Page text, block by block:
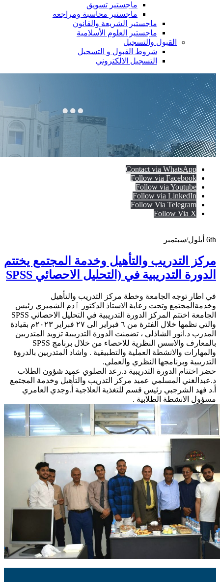
ماجستير تسويق
ماجستير محاسبة ومراجعه
ماجستير الشريعة والقانون
ماجستير العلوم الأسلامية
القبول والتسجيل
شروط القبول و التسجيل
التسجيل الالكتروني
Contact via WhatsApp
Follow via Facebook
Follow via Youtube
Follow via LinkedIn
Follow Via Telegram
Follow Via X
6th أيلول/سبتمبر
مركز التدريب والتأهيل وخدمة المجتمع يختتم
الدورة التدريبية في (التحليل الاحصائي SPSS
في اطار توجه الجامعة وخطة مركز التدريب والتأهيل
وخدمةالمجتمع وتحت رعاية الاستاذ الدكتور ٱدم الشميري رئيس
الجامعة اختتم المركز الدورة التدريبية في التحليل الاحصائي SPSS
والتي نظمها خلال الفترة من ٦ فبراير الى ٢٧ فبراير ٢٠٢٣م بقيادة
المدرب د.انور الشاذلي ، تضمنت الدورة التدريبية تزويد المتدربين
بالمعارف والاسس النظرية للاحصاء من خلال برنامج SPSS
والمهارات والانشطة العملية والتطبيقية . واشاد المتدربين بالدروة
التدريبية وبرنامجها النظري والعملي.
حضر اختتام الدورة التدريبية د.رعد الصلوي عميد شؤون الطلاب
د.عبدالغني المسلمي عميد مركز التدريب والتأهيل وخدمة المجتمع
أ.د فهد الشرجبي رئيس قسم للتغذية العلاجية أ.وجدي العامري
مسؤول الانشطة الطلابية .